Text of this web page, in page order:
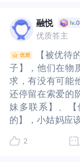
结。成长必然伴
依然可以找寻你
你内心学会真正
厌恶的关系，面
及创造爱的能力
信任安全真诚关
学习，你最在意
的建立需要有一
页，心探服务。
然伴随丧失之痛
寻你想要的平等
真正爱自己，
系，面对内心脆
的能力，找到你
真诚关系的能力
最在意什么，也
要有一定耐受情
务。
那么也可以换
你回衡量薪水
在我们（如果这
的思考本身也是
离。创伤疗愈是
重要的一方面，
不足为惧。简单
略微给到一些支
方，请留在这里
一路走来的坚韧
也可以换算我
衡量薪水和工
们（如果这个隐
考本身也是对情
创伤疗愈是很重
的一方面，就像
为惧。简单的分
给到一些支持。
请留在这里，还
走来的坚韧与强
丧失的应激）·
（失控=安全感
皱都无法在完全
还原平整。不再
关系，主动与亲
无法平复内心的
需要的”无价值
链接的方式，去
自己更好的厘清
激）·成年后家
安全感丧失）好
法在完全抹平还
整。不再讨好，
主动与亲戚们沟
复内心的渴望和
的”无价值感中
的方式，去修复
更好的厘清边界
询，目前也在持
石头好像才能放
觉生活有了希望
和反馈，希望
候，你提到“这
关系，核心是想
篇读下来以后，
系的核心是如何
议题，简单来说
责任由谁来负责
常都指的是我们
前也在持续学习
像才能放下来了
有了希望一样
馈，希望能对你
提到“这段时间
核心是想做到真
来以后，我感受
心是如何做到“
简单来说，课题
谁来负责；客体
的是我们的养育
融悦
优质答主
【被优待
子】，他们在物
求，有没有可能
还停留在索爱的
妹多联系】、
的】，小姑妈应
亲戚的善意，就
子】，他们在物
求，有没有可能
还停留在索爱的
妹多联系】、
的】，小姑妈应
善意，就能知道
2